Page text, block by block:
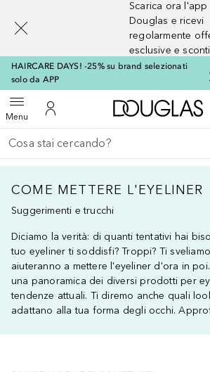
Scarica ora l'app
Douglas e ricevi
regolarmente
esclusive e sconti
HAIRCARE DAYS! -25% su brand selezionati
solo da APP
MenuApri menuAl Mio Account
Torna indietro
Esegui ricerca
COME METTERE L'EYELINER
Suggerimenti e trucchi
Diciamo la verità: di quanti tentativi hai
tuo eyeliner ti soddisfi? Troppi? Ti
aiuteranno a mettere l'eyeliner d'ora in
una panoramica dei diversi prodotti per
tendenze attuali. Ti diremo anche quali
adattano alla tua forma degli occhi.
[navigation.slideout.screenreader]